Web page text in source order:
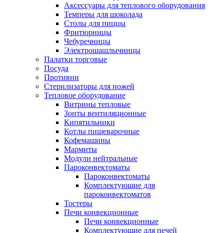
Аксессуары для теплового оборудования
Темперы для шоколада
Столы для пиццы
Фритюрницы
Чебуречницы
Электрошашлычницы
Палатки торговые
Посуда
Противни
Стерилизаторы для ножей
Тепловое оборудование
Витрины тепловые
Зонты вентиляционные
Кипятильники
Котлы пищеварочные
Кофемашины
Мармиты
Модули нейтральные
Пароконвектоматы
Пароконвектоматы
Комплектующие для
пароконвектоматов
Тостеры
Печи конвекционные
Печи конвекционные
Комплектующие для печей